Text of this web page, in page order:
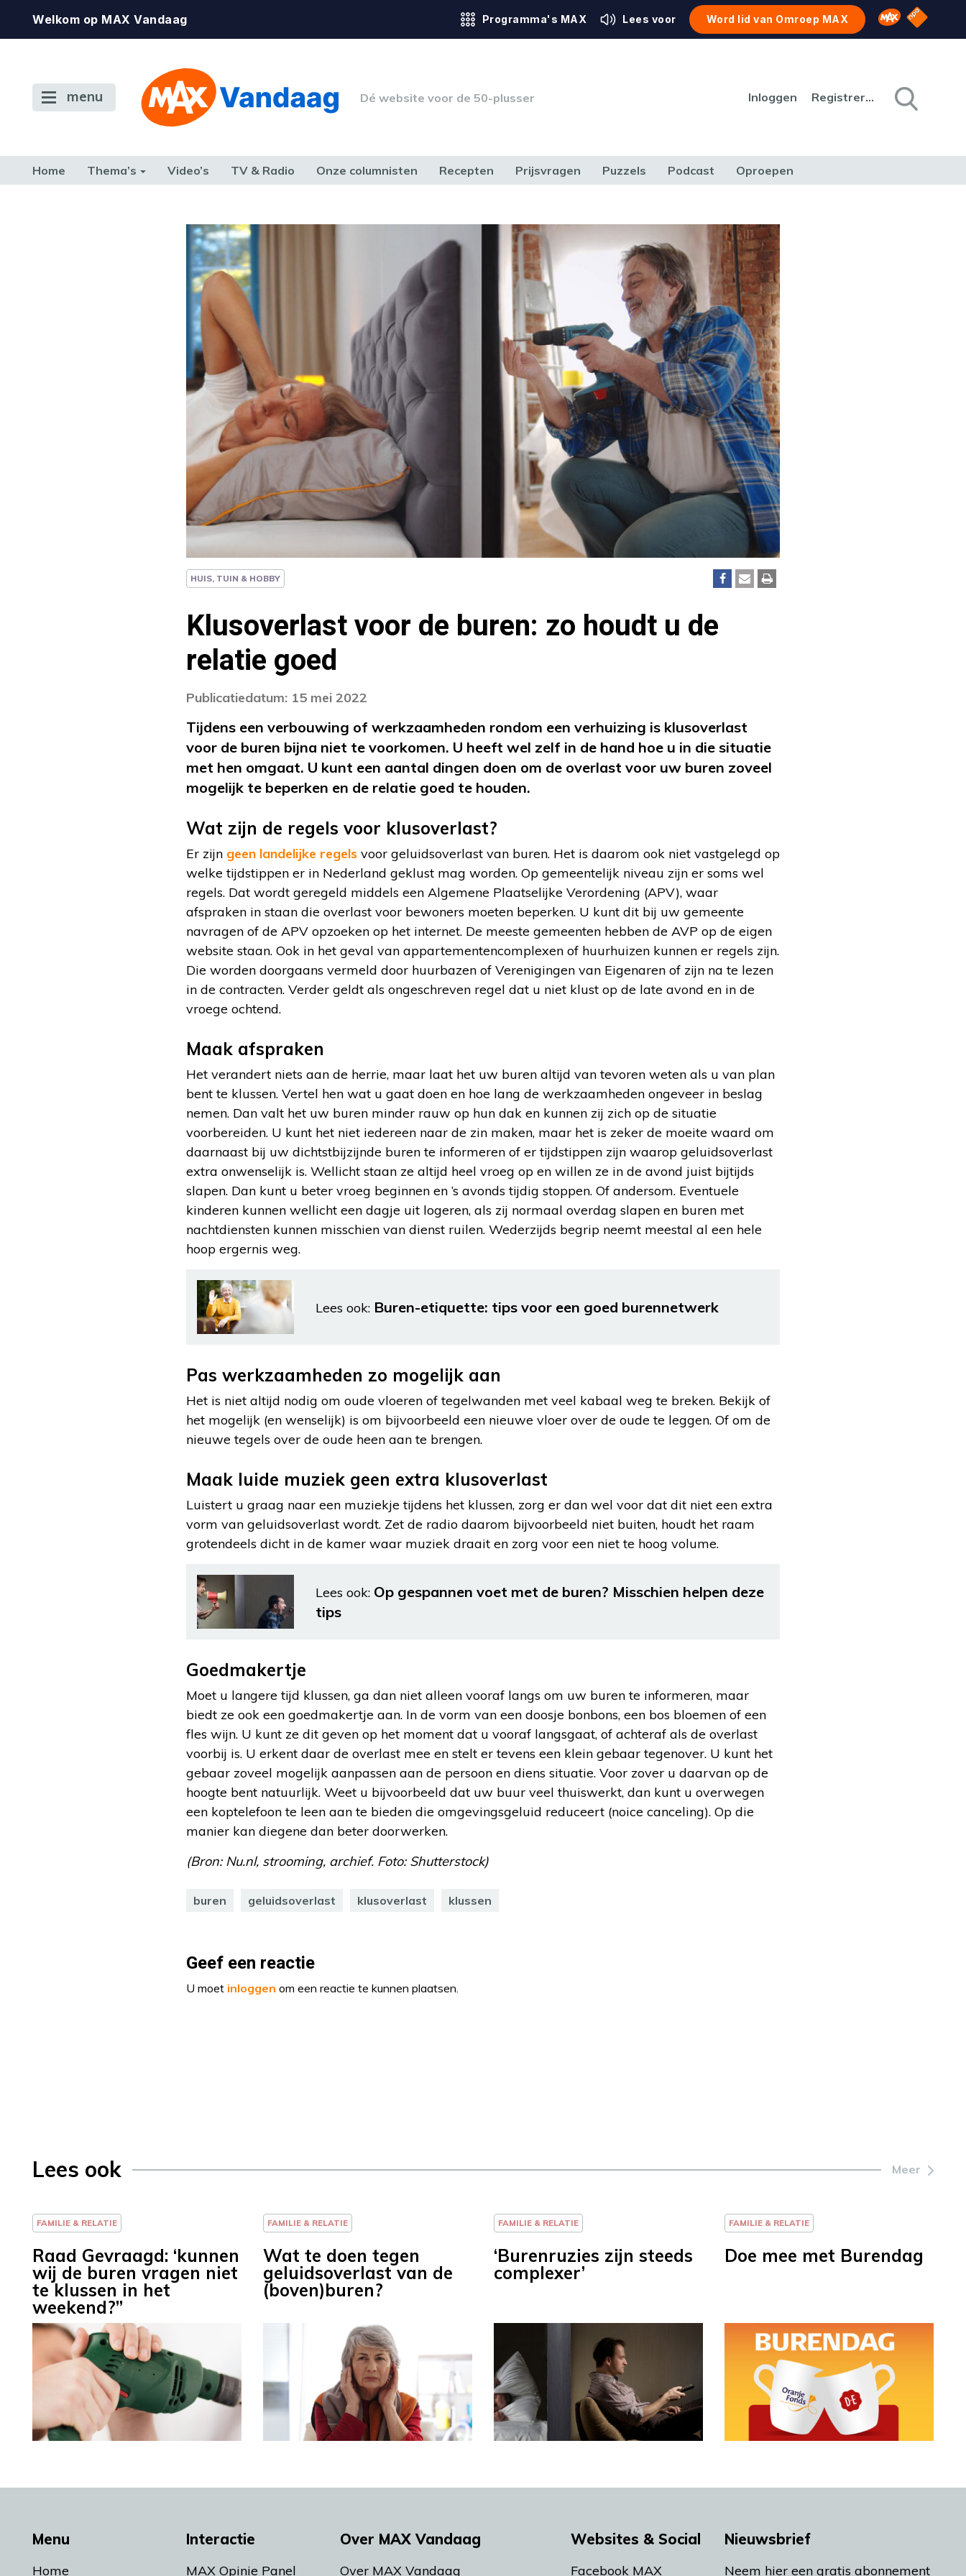
Welkom op MAX Vandaag Programma's MAX Lees voor Word lid van Omroep MAX Omroep MAX
NPO
menu Dé website voor de 50-plusser Inloggen Registreren
Home Thema’s Video’s TV & Radio Onze columnisten Recepten Prijsvragen Puzzels Podcast Oproepen
HUIS, TUIN & HOBBY
Klusoverlast voor de buren: zo houdt u de
relatie goed
Publicatiedatum: 15 mei 2022
Tijdens een verbouwing of werkzaamheden rondom een verhuizing is klusoverlast
voor de buren bijna niet te voorkomen. U heeft wel zelf in de hand hoe u in die situatie
met hen omgaat. U kunt een aantal dingen doen om de overlast voor uw buren zoveel
mogelijk te beperken en de relatie goed te houden.
Wat zijn de regels voor klusoverlast?
Er zijn geen landelijke regels voor geluidsoverlast van buren. Het is daarom ook niet vastgelegd op
welke tijdstippen er in Nederland geklust mag worden. Op gemeentelijk niveau zijn er soms wel
regels. Dat wordt geregeld middels een Algemene Plaatselijke Verordening (APV), waar
afspraken in staan die overlast voor bewoners moeten beperken. U kunt dit bij uw gemeente
navragen of de APV opzoeken op het internet. De meeste gemeenten hebben de AVP op de eigen
website staan. Ook in het geval van appartementencomplexen of huurhuizen kunnen er regels zijn.
Die worden doorgaans vermeld door huurbazen of Verenigingen van Eigenaren of zijn na te lezen
in de contracten. Verder geldt als ongeschreven regel dat u niet klust op de late avond en in de
vroege ochtend.
Maak afspraken
Het verandert niets aan de herrie, maar laat het uw buren altijd van tevoren weten als u van plan
bent te klussen. Vertel hen wat u gaat doen en hoe lang de werkzaamheden ongeveer in beslag
nemen. Dan valt het uw buren minder rauw op hun dak en kunnen zij zich op de situatie
voorbereiden. U kunt het niet iedereen naar de zin maken, maar het is zeker de moeite waard om
daarnaast bij uw dichtstbijzijnde buren te informeren of er tijdstippen zijn waarop geluidsoverlast
extra onwenselijk is. Wellicht staan ze altijd heel vroeg op en willen ze in de avond juist bijtijds
slapen. Dan kunt u beter vroeg beginnen en ’s avonds tijdig stoppen. Of andersom. Eventuele
kinderen kunnen wellicht een dagje uit logeren, als zij normaal overdag slapen en buren met
nachtdiensten kunnen misschien van dienst ruilen. Wederzijds begrip neemt meestal al een hele
hoop ergernis weg.
Lees ook: Buren-etiquette: tips voor een goed burennetwerk
Pas werkzaamheden zo mogelijk aan
Het is niet altijd nodig om oude vloeren of tegelwanden met veel kabaal weg te breken. Bekijk of
het mogelijk (en wenselijk) is om bijvoorbeeld een nieuwe vloer over de oude te leggen. Of om de
nieuwe tegels over de oude heen aan te brengen.
Maak luide muziek geen extra klusoverlast
Luistert u graag naar een muziekje tijdens het klussen, zorg er dan wel voor dat dit niet een extra
vorm van geluidsoverlast wordt. Zet de radio daarom bijvoorbeeld niet buiten, houdt het raam
grotendeels dicht in de kamer waar muziek draait en zorg voor een niet te hoog volume.
Lees ook: Op gespannen voet met de buren? Misschien helpen deze
tips
Goedmakertje
Moet u langere tijd klussen, ga dan niet alleen vooraf langs om uw buren te informeren, maar
biedt ze ook een goedmakertje aan. In de vorm van een doosje bonbons, een bos bloemen of een
fles wijn. U kunt ze dit geven op het moment dat u vooraf langsgaat, of achteraf als de overlast
voorbij is. U erkent daar de overlast mee en stelt er tevens een klein gebaar tegenover. U kunt het
gebaar zoveel mogelijk aanpassen aan de persoon en diens situatie. Voor zover u daarvan op de
hoogte bent natuurlijk. Weet u bijvoorbeeld dat uw buur veel thuiswerkt, dan kunt u overwegen
een koptelefoon te leen aan te bieden die omgevingsgeluid reduceert (noice canceling). Op die
manier kan diegene dan beter doorwerken.
(Bron: Nu.nl, strooming, archief. Foto: Shutterstock)
buren geluidsoverlast klusoverlast klussen
Geef een reactie
U moet inloggen om een reactie te kunnen plaatsen.
Lees ook Meer
FAMILIE & RELATIE
Raad Gevraagd: ‘kunnen
wij de buren vragen niet
te klussen in het
weekend?”
FAMILIE & RELATIE
Wat te doen tegen
geluidsoverlast van de
(boven)buren?
FAMILIE & RELATIE
‘Burenruzies zijn steeds
complexer’
FAMILIE & RELATIE
Doe mee met Burendag
Menu
Home
Interactie
MAX Opinie Panel
Over MAX Vandaag
Over MAX Vandaag
Websites & Social
Facebook MAX
Nieuwsbrief
Neem hier een gratis abonnement